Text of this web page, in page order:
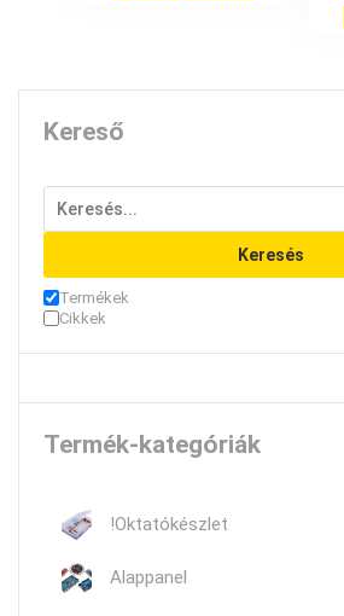
Kereső
Keresés
Termékek
Cikkek
Termék-kategóriák
!Oktatókészlet
Alappanel